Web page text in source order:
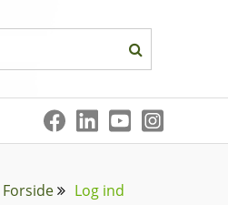
Forside Log ind